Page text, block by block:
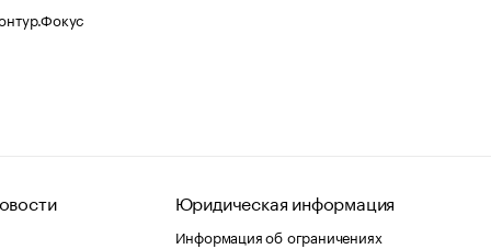
Юридическая информация
Информация об ограничениях